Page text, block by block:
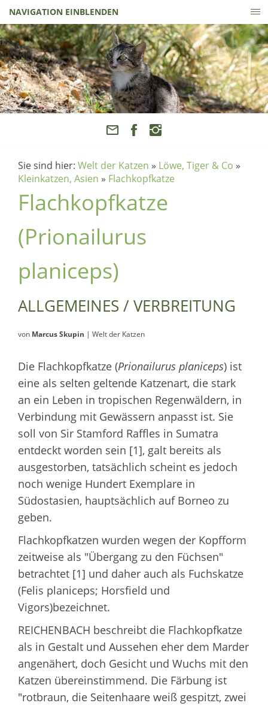
NAVIGATION EINBLENDEN
Sie sind hier: Welt der Katzen » Löwe, Tiger & Co »
Kleinkatzen, Asien » Flachkopfkatze
Flachkopfkatze
(Prionailurus
planiceps)
ALLGEMEINES / VERBREITUNG
von Marcus Skupin | Welt der Katzen
Die Flachkopfkatze (Prionailurus planiceps) ist
eine als selten geltende Katzenart, die stark
an ein Leben in tropischen Regenwäldern, in
Verbindung mit Gewässern anpasst ist. Sie
soll von Sir Stamford Raffles in Sumatra
entdeckt worden sein [1], galt bereits als
ausgestorben, tatsächlich scheint es jedoch
noch wenige Hundert Exemplare in
Südostasien, hauptsächlich auf Borneo zu
geben.
Flachkopfkatzen wurden wegen der Kopfform
zeitweise als "Übergang zu den Füchsen"
betrachtet [1] und daher auch als Fuchskatze
(Felis planiceps; Horsfield und
Vigors)bezeichnet.
REICHENBACH beschreibt die Flachkopfkatze
als in Gestalt und Aussehen eher dem Marder
angenähert, doch Gesicht und Wuchs mit den
Katzen übereinstimmend. Die Färbung ist
"rotbraun, die Seitenhaare weiß gespitzt, zwei